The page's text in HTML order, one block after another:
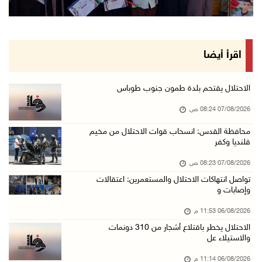
رئيس بلدية الخليل يطلع وفدا أميركيا على تطورا ...
إصابة مسن بجروح ورضوض إثر اعتداء جيش الاحتلال ...
06/آب/2026 09:13 م
06/آب/2026 09:08 م
الرئيس يستقبل مجلس بلدية رام الله ويشدد على د ...
06/آب/2026 08:36 م
الاحتلال يوسع حملات الدهم والاعتقال في قلنديا ...
اقرأ أيضا
الاحتلال يقتحم بلدة طمون جنوب طوباس
07/08/2026 08:24 ص
محافظة القدس: انسحاب قوات الاحتلال من مخيم
قلنديا وكفر
07/08/2026 08:23 ص
تواصل انتهاكات الاحتلال والمستعمرين: اعتقالات
وإصابات و
06/08/2026 11:53 م
الاحتلال يخطر باقتلاع أشجار من 310 دونمات
والاستيلاء عل
06/08/2026 11:14 م